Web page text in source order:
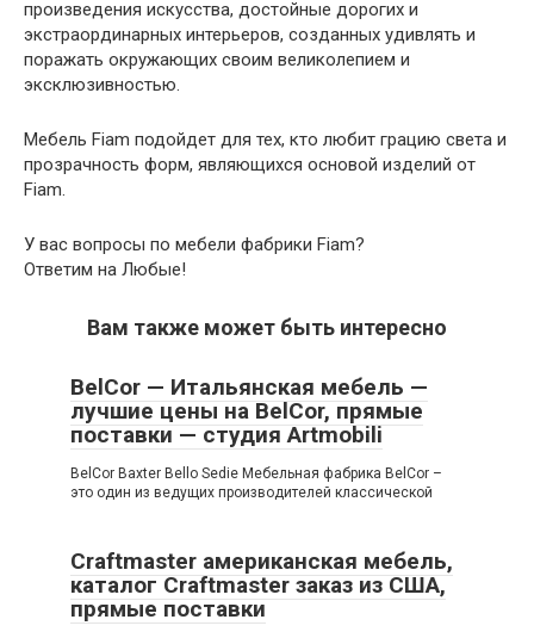
произведения искусства, достойные дорогих и
экстраординарных интерьеров, созданных удивлять и
поражать окружающих своим великолепием и
эксклюзивностью.
Мебель Fiam подойдет для тех, кто любит грацию света и
прозрачность форм, являющихся основой изделий от
Fiam.
У вас вопросы по мебели фабрики Fiam?
Ответим на Любые!
Вам также может быть интересно
BelCor — Итальянская мебель —
лучшие цены на BelCor, прямые
поставки — студия Artmobili
BelCor Baxter Bello Sedie Мебельная фабрика BelCor –
это один из ведущих производителей классической
Craftmaster американская мебель,
каталог Craftmaster заказ из США,
прямые поставки